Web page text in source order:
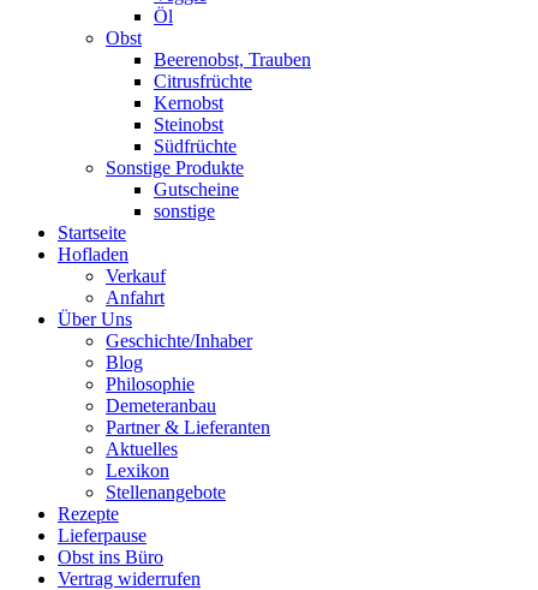
Öl
Obst
Beerenobst, Trauben
Citrusfrüchte
Kernobst
Steinobst
Südfrüchte
Sonstige Produkte
Gutscheine
sonstige
Startseite
Hofladen
Verkauf
Anfahrt
Über Uns
Geschichte/Inhaber
Blog
Philosophie
Demeteranbau
Partner & Lieferanten
Aktuelles
Lexikon
Stellenangebote
Rezepte
Lieferpause
Obst ins Büro
Vertrag widerrufen